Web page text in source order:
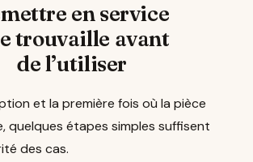
en service
trouvaille avant
de l’utiliser
et la première fois où la pièce
quelques étapes simples suffisent
des cas.